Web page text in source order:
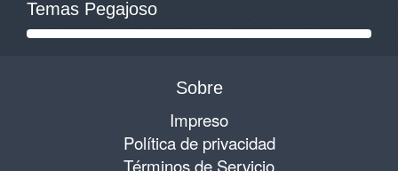
Temas Pegajoso
Sobre
Impreso
Política de privacidad
Términos de Servicio